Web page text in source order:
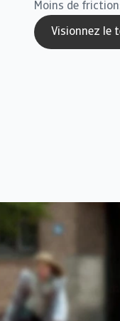
Moins de
Visionnez le